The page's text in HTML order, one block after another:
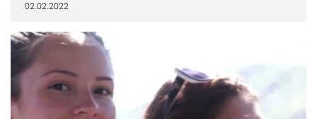
02.02.2022